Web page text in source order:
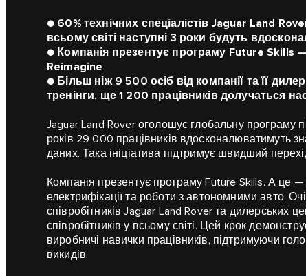
● 60% технічних спеціалістів Jaguar Land
всьому світі наступні 3 роки будуть
● Компанія презентує програму Future Skills —
Reimagine
● Більш ніж 9 500 осіб від компанії та її
тренінги, ще 1 200 працівників долучаться
Jaguar Land Rover оголошує глобальну програму
років 29 000 працівників вдосконалюватимуть
даних. Така ініціатива підтримує швидший
Компанія презентує програму Future Skills. А це
електрифікації та роботи з автономними авто.
співробітників Jaguar Land Rover та дилерських
співробітників у всьому світі. Цей крок
виробничі навички працівників, підтримуючи
викидів.